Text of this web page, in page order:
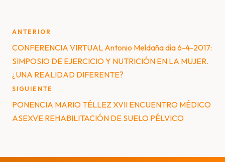
Post
navigation
ANTERIOR
CONFERENCIA VIRTUAL Antonio Meldaña día 6-4-2017:
SIMPOSIO DE EJERCICIO Y NUTRICIÓN EN LA MUJER.
¿UNA REALIDAD DIFERENTE?
SIGUIENTE
PONENCIA MARIO TÉLLEZ XVII ENCUENTRO MÉDICO
ASEXVE REHABILITACIÓN DE SUELO PÉLVICO